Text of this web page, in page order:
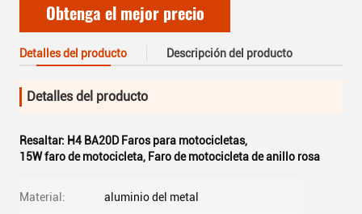
Obtenga el mejor precio
Detalles del producto Descripción del producto
Detalles del producto
Resaltar: H4 BA20D Faros para motocicletas,
15W faro de motocicleta, Faro de motocicleta de anillo rosa
Material: aluminio del metal